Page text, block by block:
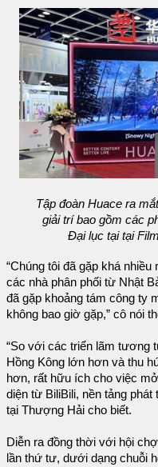
Tập đoàn Huace ra
giải trí bao gồm các
Đại lục tại tại
“Chúng tôi đã gặp khá
các nhà phân phối từ Nhật
đã gặp khoảng tám công ty
không bao giờ gặp,” cô nói
“So với các triển lãm tương
Hồng Kông lớn hơn và thu
hơn, rất hữu ích cho việc
diện từ BiliBili, nền tảng
tại Thượng Hải cho biết.
Diễn ra đồng thời với hội
lần thứ tư, dưới dạng chuỗi